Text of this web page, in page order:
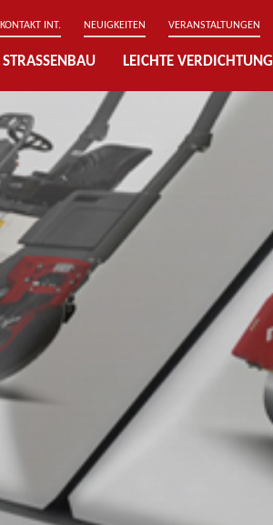
KONTAKT INT. NEUIGKEITEN VERANSTALTUNGEN
STRASSENBAU LEICHTE VERDICHTUNG